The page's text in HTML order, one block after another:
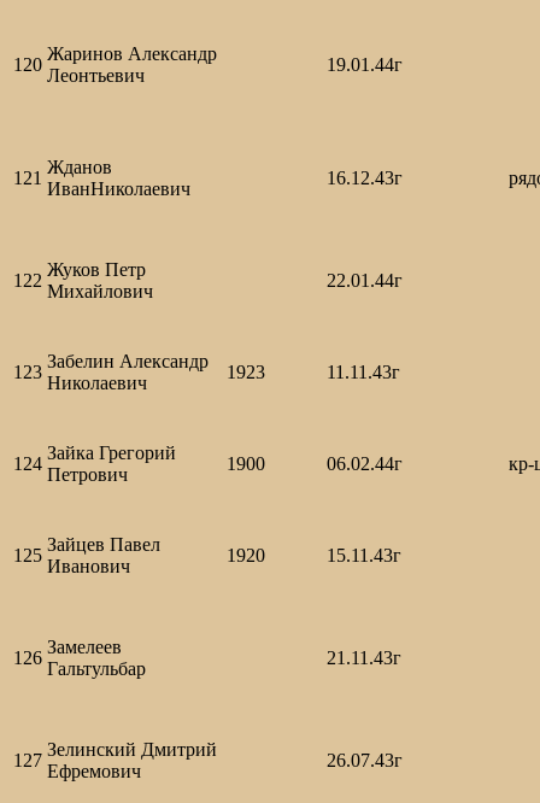
120
Жаринов Александр
Леонтьевич
19.01.44г
121
Жданов
ИванНиколаевич
16.12.43г
122
Жуков Петр
Михайлович
22.01.44г
123
Забелин Александр
Николаевич
1923 11.11.43г
124
Зайка Грегорий
Петрович
1900 06.02.44г кр-
125
Зайцев Павел
Иванович
1920 15.11.43г
126
Замелеев
Гальтульбар
21.11.43г
127
Зелинский Дмитрий
Ефремович
26.07.43г